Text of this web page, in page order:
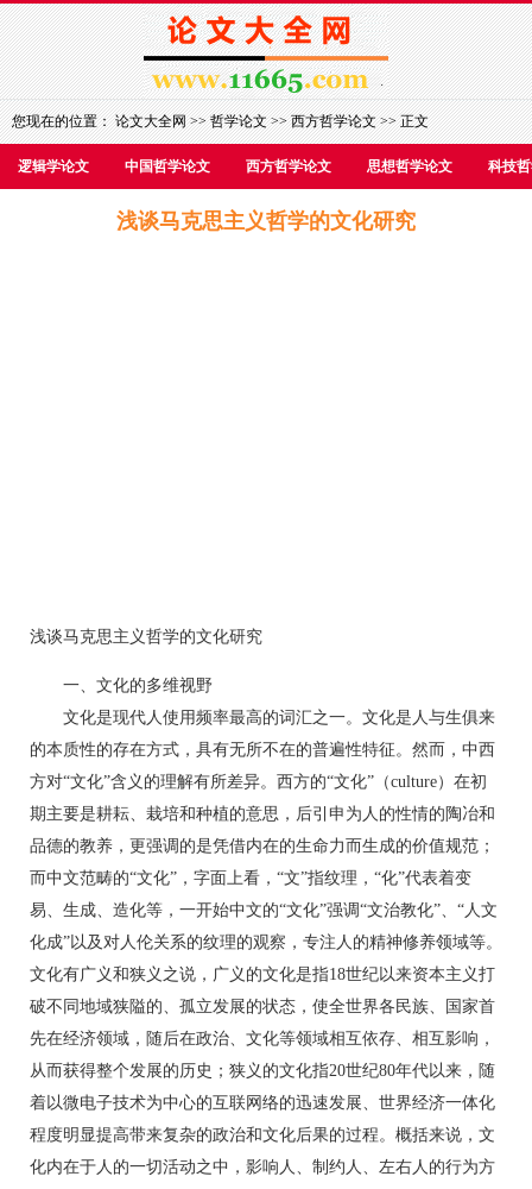
您现在的位置：论文大全网>>哲学论文>>西方哲学论文>> 正文
逻辑学论文 中国哲学论文 西方哲学论文 思想哲学论文 科技
浅谈马克思主义哲学的文化研究
浅谈马克思主义哲学的文化研究
一、文化的多维视野
文化是现代人使用频率最高的词汇之一。文化是人与生俱来
的本质性的存在方式，具有无所不在的普遍性特征。然而，中西
方对“文化”含义的理解有所差异。西方的“文化”（culture）在初
期主要是耕耘、栽培和种植的意思，后引申为人的性情的陶冶和
品德的教养，更强调的是凭借内在的生命力而生成的价值规范；
而中文范畴的“文化”，字面上看，“文”指纹理，“化”代表着变
易、生成、造化等，一开始中文的“文化”强调“文治教化”、“人文
化成”以及对人伦关系的纹理的观察，专注人的精神修养领域等。
文化有广义和狭义之说，广义的文化是指18世纪以来资本主义打
破不同地域狭隘的、孤立发展的状态，使全世界各民族、国家首
先在经济领域，随后在政治、文化等领域相互依存、相互影响，
从而获得整个发展的历史；狭义的文化指20世纪80年代以来，随
着以微电子技术为中心的互联网络的迅速发展、世界经济一体化
程度明显提高带来复杂的政治和文化后果的过程。概括来说，文
化内在于人的一切活动之中，影响人、制约人、左右人的行为方